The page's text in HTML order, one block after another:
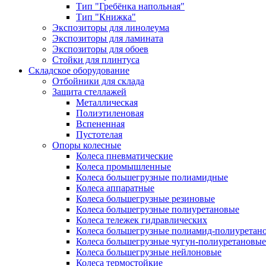
Тип "Гребёнка напольная"
Тип "Книжка"
Экспозиторы для линолеума
Экспозиторы для ламината
Экспозиторы для обоев
Стойки для плинтуса
Складское оборудование
Отбойники для склада
Защита стеллажей
Металлическая
Полиэтиленовая
Вспененная
Пустотелая
Опоры колесные
Колеса пневматические
Колеса промышленные
Колеса большегрузные полиамидные
Колеса аппаратные
Колеса большегрузные резиновые
Колеса большегрузные полиуретановые
Колеса тележек гидравлических
Колеса большегрузные полиамид-
Колеса большегрузные чугун-полиуретановые
Колеса большегрузные нейлоновые
Колеса термостойкие